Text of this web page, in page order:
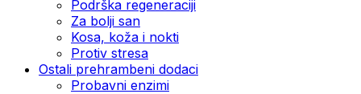
Podrška regeneraciji
Za bolji san
Kosa, koža i nokti
Protiv stresa
Ostali prehrambeni dodaci
Probavni enzimi